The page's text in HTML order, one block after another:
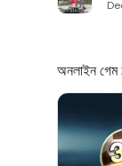
অনলাইন গেম